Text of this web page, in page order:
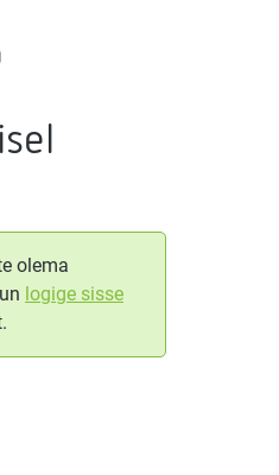
olema
logige sisse